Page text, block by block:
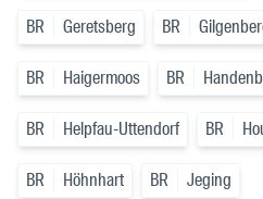
BR Geretsberg BR
BR Haigermoos BR
BR Helpfau-Uttendorf BR
BR Höhnhart BR Jeging